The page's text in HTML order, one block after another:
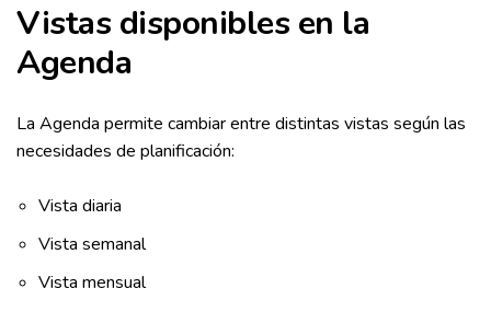
Vistas disponibles en la
Agenda
La Agenda permite cambiar entre distintas vistas según las
necesidades de planificación:
Vista diaria
Vista semanal
Vista mensual